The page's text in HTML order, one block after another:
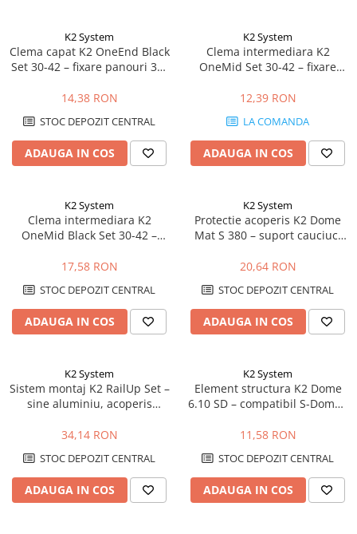
K2 System
Clema capat K2 OneEnd Black
Set 30-42 – fixare panouri 30-
14,38 RON
STOC DEPOZIT CENTRAL
ADAUGA IN COS
K2 System
Clema intermediara K2
OneMid Set 30-42 – fixare
12,39 RON
LA COMANDA
ADAUGA IN COS
K2 System
Clema intermediara K2
OneMid Black Set 30-42 –
negru
17,58 RON
STOC DEPOZIT CENTRAL
ADAUGA IN COS
K2 System
Protectie acoperis K2 Dome
Mat S 380 – suport cauciuc,
20,64 RON
STOC DEPOZIT CENTRAL
ADAUGA IN COS
K2 System
Sistem montaj K2 RailUp Set –
sine aluminiu, acoperis
fotovoltaice
34,14 RON
STOC DEPOZIT CENTRAL
ADAUGA IN COS
K2 System
Element structura K2 Dome
6.10 SD – compatibil S-Dome /
11,58 RON
STOC DEPOZIT CENTRAL
ADAUGA IN COS